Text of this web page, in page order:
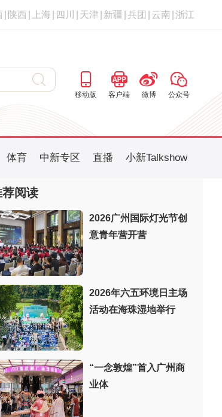
陕西 上海 四川 天津 新疆 兵团 云南 浙江
移动版 客户端 微博 公众号
体育 中新专区 直播 小新Talkshow
荐阅读
2026广州国际灯光节创
意青年营开营
2026年六五环境日主场
活动在海珠湿地举行
“一念敦煌”首入广州商
业体